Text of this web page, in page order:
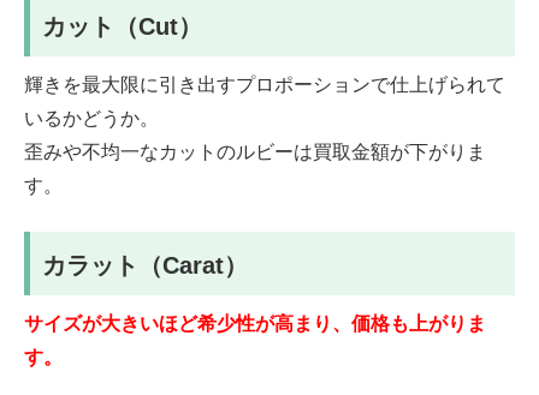
カット（Cut）
輝きを最大限に引き出すプロポーションで仕上げられて
いるかどうか。
歪みや不均一なカットのルビーは買取金額が下がりま
す。
カラット（Carat）
サイズが大きいほど希少性が高まり、価格も上がりま
す。